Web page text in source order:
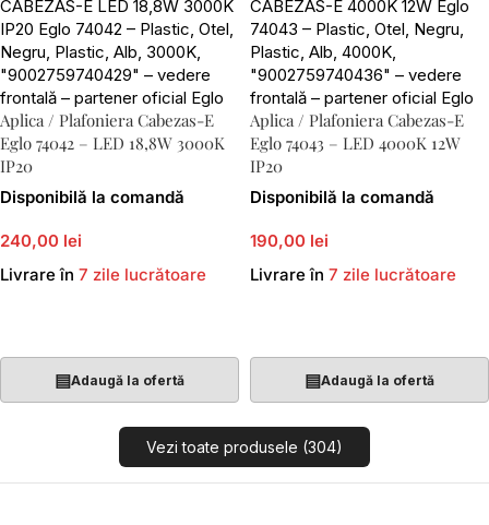
Aplica / Plafoniera Cabezas-E
Eglo 74042 – LED 18,8W 3000K
IP20
Disponibilă la comandă
240,00 lei
Livrare în 7 zile lucrătoare
▤Adaugă la ofertă
Aplica / Plafoniera Cabezas-E
Eglo 74043 – LED 4000K 12W
IP20
Disponibilă la comandă
190,00 lei
Livrare în 7 zile lucrătoare
▤Adaugă la ofertă
Vezi toate produsele (304)